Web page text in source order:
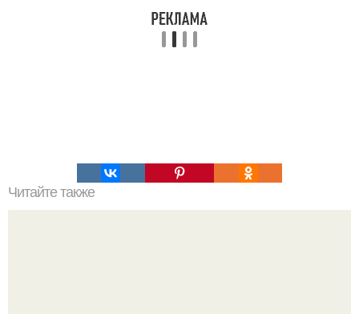
Читайте также